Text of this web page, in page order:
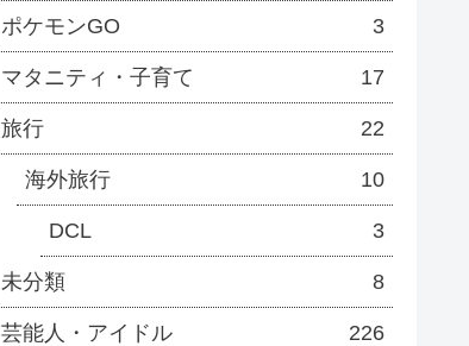
ポケモンGO 3
マタニティ・子育て 17
旅行 22
海外旅行 10
DCL 3
未分類 8
芸能人・アイドル 226